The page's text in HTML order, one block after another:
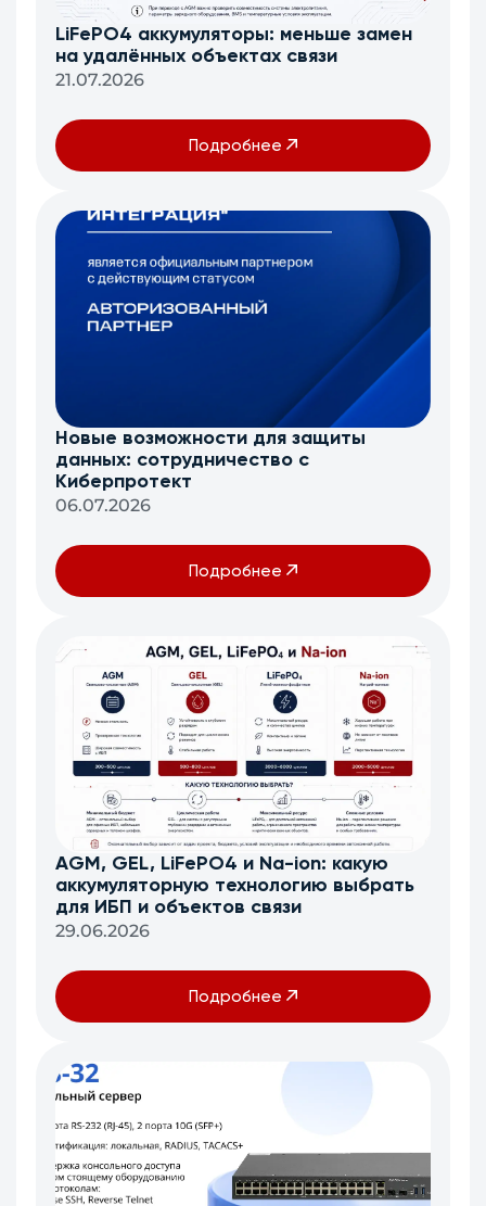
LiFePO4 аккумуляторы: меньше замен
на удалённых объектах связи
21.07.2026
Подробнее
Новые возможности для защиты
данных: сотрудничество с
Киберпротект
06.07.2026
Подробнее
AGM, GEL, LiFePO4 и Na-ion: какую
аккумуляторную технологию выбрать
для ИБП и объектов связи
29.06.2026
Подробнее